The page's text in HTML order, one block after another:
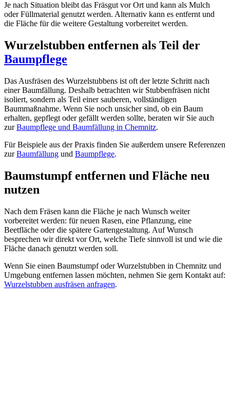
Je nach Situation bleibt das Fräsgut vor Ort und kann als Mulch
oder Füllmaterial genutzt werden. Alternativ kann es entfernt und
die Fläche für die weitere Gestaltung vorbereitet werden.
Wurzelstubben entfernen als Teil der
Baumpflege
Das Ausfräsen des Wurzelstubbens ist oft der letzte Schritt nach
einer Baumfällung. Deshalb betrachten wir Stubbenfräsen nicht
isoliert, sondern als Teil einer sauberen, vollständigen
Baummaßnahme. Wenn Sie noch unsicher sind, ob ein Baum
erhalten, gepflegt oder gefällt werden sollte, beraten wir Sie auch
zurBaumpflege und Baumfällung in Chemnitz.
Für Beispiele aus der Praxis finden Sie außerdem unsere Referenzen
zurBaumfällung und Baumpflege.
Baumstumpf entfernen und Fläche neu
nutzen
Nach dem Fräsen kann die Fläche je nach Wunsch weiter
vorbereitet werden: für neuen Rasen, eine Pflanzung, eine
Beetfläche oder die spätere Gartengestaltung. Auf Wunsch
besprechen wir direkt vor Ort, welche Tiefe sinnvoll ist und wie die
Fläche danach genutzt werden soll.
Wenn Sie einen Baumstumpf oder Wurzelstubben in Chemnitz und
Umgebung entfernen lassen möchten, nehmen Sie gern Kontakt auf:
Wurzelstubben ausfräsen anfragen.